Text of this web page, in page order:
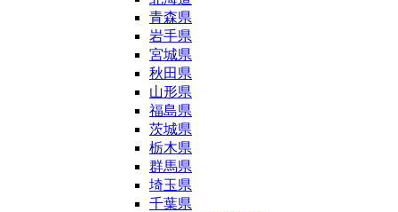
青森県
岩手県
宮城県
秋田県
山形県
福島県
茨城県
栃木県
群馬県
埼玉県
千葉県